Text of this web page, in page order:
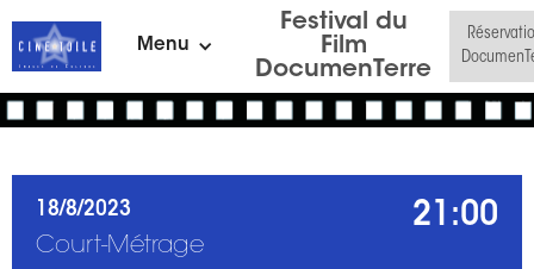
Menu
Festival du
Film
DocumenTerre
18/8/2023 21:00
Court-Métrage